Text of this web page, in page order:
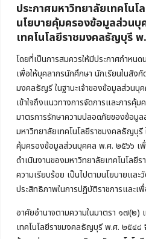
ประกาศมหาวิทยาลัยเทคโน
นโยบายคุ้มครองข้อมูลส่วนบุ
เทคโนโลยีราชมงคลธัญบุรี
โดยที่เป็นการสมควรให้มีประกาศกำหน
เพื่อให้บุคลากรนักศึกษา นักเรียนในสังกั
มงคลธัญรี ในฐานะเจ้าของข้อมูลส่วนบุ
เข้าใจถึงแนวทางการจัดการและการคุ้
มาตรการรักษาความปลอดภัยของข้อมู
มหาวิทยาลัยเทคโนโลยีราชมงคลธัญบุ
คุ้มครองข้อมูลส่วนบุคคล พ.ศ. ๒๕๖๖ เพื่
ดำเนินงานของมหาวิทยาลัยเทคโนโลยี
ความเรียบร้อย เป็นไปตามนโยบายแล
ประสิทธิภาพในการปฏิบัติราชการและ
อาศัยอำนาจตามความในมาตรา ๑๗(๒
เทคโนโลยีราชมงคลธัญบุรี พ.ศ. ๒๕๔๘
คณะบริหารธุรกิจ
มหาวิทยาลัยเทคโนโลยีราชมงคลธัญ
39 หมู่ 1 ถนนรังสิต-นครนายก ตำบลค
อำเภอคลองหลวง จังหวัดปทุมธานี
Phone:+66 (0) 2549 3243,+66 (0)
E-mail:bus@rmutt.ac.th